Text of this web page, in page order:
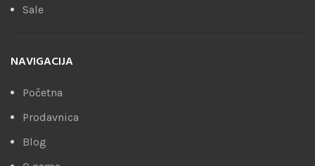
Sale
NAVIGACIJA
Početna
Prodavnica
Blog